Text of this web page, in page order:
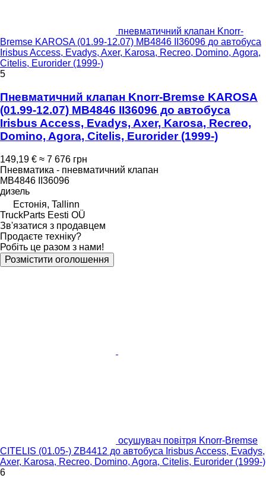
пневматичний клапан Knorr-
Bremse KAROSA (01.99-12.07) MB4846 II36096 до автобуса
Irisbus Access, Evadys, Axer, Karosa, Recreo, Domino, Agora,
Citelis, Eurorider (1999-)
5
Пневматичний клапан Knorr-Bremse KAROSA
(01.99-12.07) MB4846 II36096 до автобуса
Irisbus Access, Evadys, Axer, Karosa, Recreo,
Domino, Agora, Citelis, Eurorider (1999-)
149,19 € ≈ 7 676 грн
Пневматика - пневматичний клапан
MB4846 II36096
дизель
Естонія, Tallinn
TruckParts Eesti OÜ
Зв'язатися з продавцем
Продаєте техніку?
Робіть це разом з нами!
Розмістити оголошення
осушувач повітря Knorr-Bremse
CITELIS (01.05-) ZB4412 до автобуса Irisbus Access, Evadys,
Axer, Karosa, Recreo, Domino, Agora, Citelis, Eurorider (1999-)
6